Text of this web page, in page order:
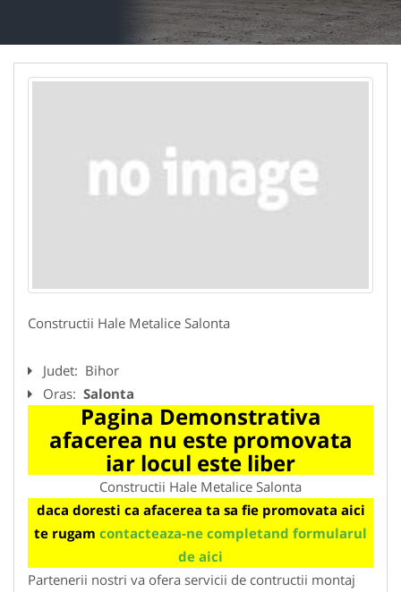
Constructii Hale Metalice Salonta
Judet: Bihor
Oras: Salonta
Pagina Demonstrativa
afacerea nu este promovata
iar locul este liber
Constructii Hale Metalice Salonta
daca doresti ca afacerea ta sa fie promovata aici
te rugam contacteaza-ne completand formularul
de aici
Partenerii nostri va ofera servicii de contructii montaj